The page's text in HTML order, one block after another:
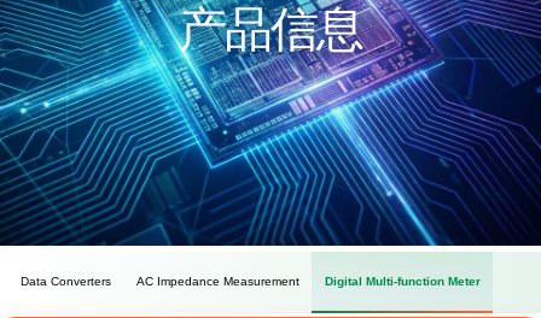
产品信息
Data Converters AC Impedance Measurement Digital Multi-function Meter